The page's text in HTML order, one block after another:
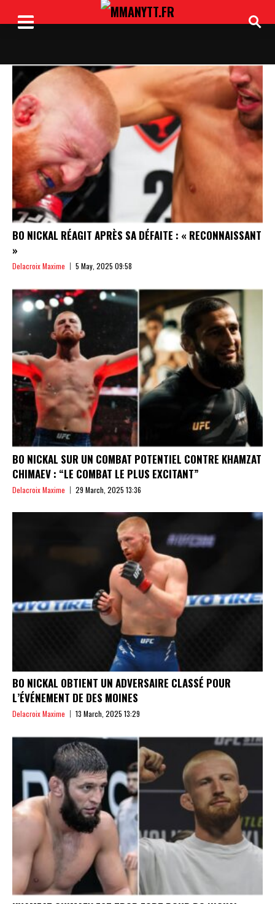
BO NICKAL RÉAGIT APRÈS SA DÉFAITE : « RECONNAISSANT
»
Delacroix Maxime 5 May, 2025 09:58
BO NICKAL SUR UN COMBAT POTENTIEL CONTRE KHAMZAT
CHIMAEV : “LE COMBAT LE PLUS EXCITANT”
Delacroix Maxime 29 March, 2025 13:36
BO NICKAL OBTIENT UN ADVERSAIRE CLASSÉ POUR
L’ÉVÉNEMENT DE DES MOINES
Delacroix Maxime 13 March, 2025 13:29